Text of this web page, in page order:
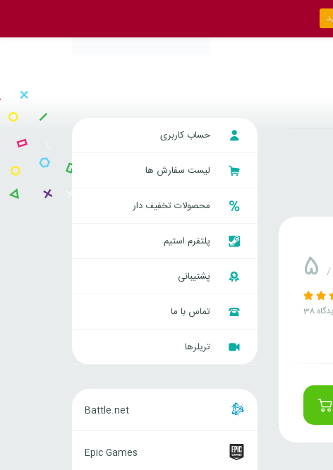
5 /
حساب کاربری
لیست سفارش ها
محصولات تخفیف دار
پلتفرم استیم
پشتیبانی
تماس با ما
تریلرها
Battle.net
Games
Epic Games